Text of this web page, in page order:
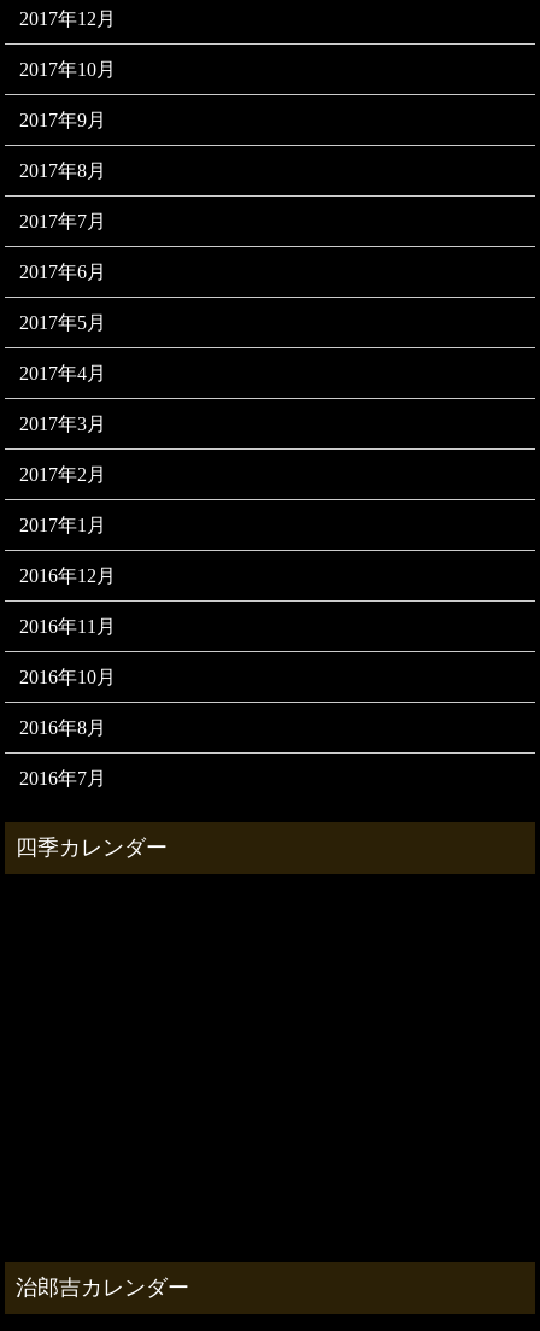
2017年12月
2017年10月
2017年9月
2017年8月
2017年7月
2017年6月
2017年5月
2017年4月
2017年3月
2017年2月
2017年1月
2016年12月
2016年11月
2016年10月
2016年8月
2016年7月